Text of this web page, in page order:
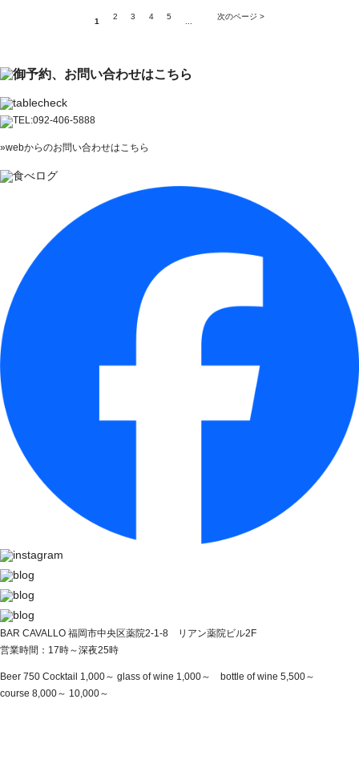
1
2 3 4 5 次のページ >
»webからのお問い合わせはこちら
BAR CAVALLO 福岡市中央区薬院2-1-8 リアン薬院ビル2F
営業時間：17時～深夜25時
Beer 750 Cocktail 1,000～ glass of wine 1,000～ bottle of wine 5,500～
course 8,000～ 10,000～